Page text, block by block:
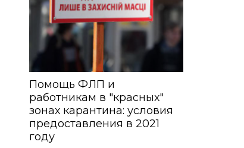
Помощь ФЛП и
работникам в "красных"
зонах карантина: условия
предоставления в 2021
году